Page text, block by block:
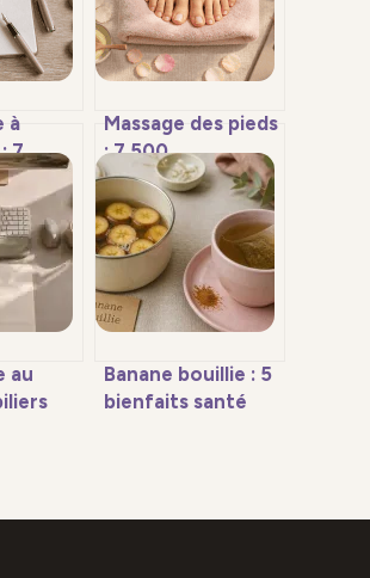
à
7
vos
Massage des pieds
: 7 500
terminaisons
nerveuses pour
débloquer votre
sommeil
au
Banane bouillie : 5
bienfaits santé